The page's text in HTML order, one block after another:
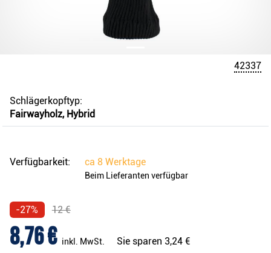
42337
Schlägerkopftyp:
Fairwayholz, Hybrid
Verfügbarkeit: ca 8 Werktage
Beim Lieferanten verfügbar
-27% 12 €
8,76 € inkl. MwSt. Sie sparen 3,24 €